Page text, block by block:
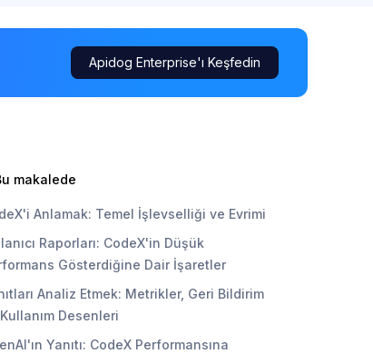
Apidog Enterprise'ı Keşfedin
makalede
Anlamak: Temel İşlevselliği ve Evrimi
Raporları: CodeX'in Düşük
Gösterdiğine Dair İşaretler
Analiz Etmek: Metrikler, Geri Bildirim
Desenleri
Yanıtı: CodeX Performansına